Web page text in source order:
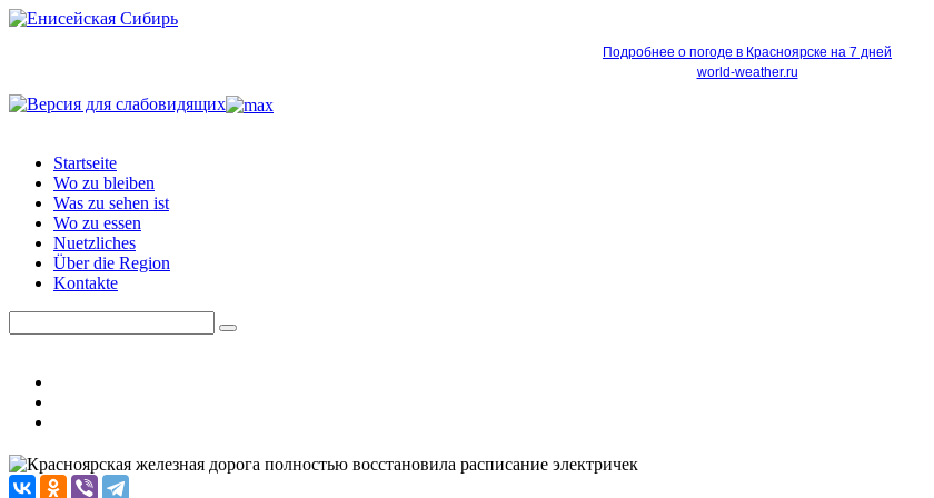
Подробнее о погоде в Красноярске на 7 дней
world-weather.ru
Startseite
Wo zu bleiben
Was zu sehen ist
Wo zu essen
Nuetzliches
Über die Region
Kontakte